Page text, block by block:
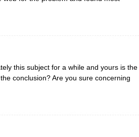
this subject for a while and yours is the
conclusion? Are you sure concerning